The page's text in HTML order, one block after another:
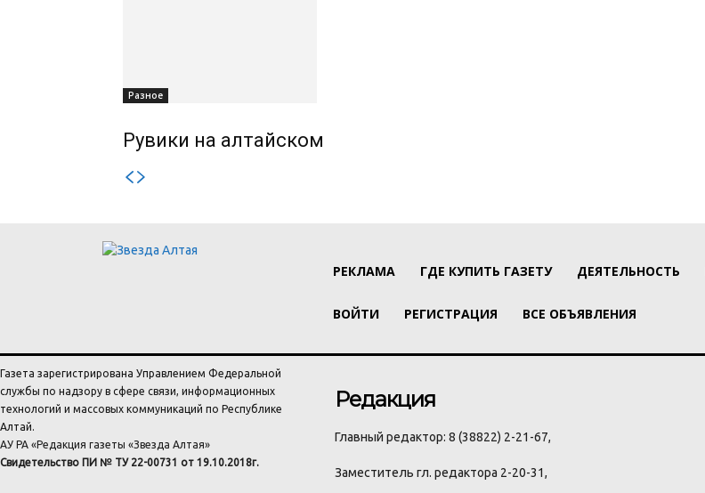
Разное
Рувики на алтайском
РЕКЛАМА ГДЕ КУПИТЬ ГАЗЕТУ ДЕЯТЕЛЬНОСТЬ
ВОЙТИ РЕГИСТРАЦИЯ ВСЕ ОБЪЯВЛЕНИЯ
Газета зарегистрирована Управлением Федеральной
службы по надзору в сфере связи, информационных
технологий и массовых коммуникаций по Республике
Алтай.
АУ РА «Редакция газеты «Звезда Алтая»
Свидетельство ПИ № ТУ 22-00731 от 19.10.2018г.
Редакция
Главный редактор: 8 (38822) 2-21-67,
Заместитель гл. редактора 2-20-31,